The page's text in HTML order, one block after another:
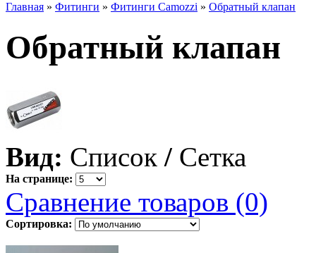
Главная » Фитинги » Фитинги Camozzi » Обратный клапан
Обратный клапан
Вид: Список / Сетка
На странице:
Сравнение товаров (0)
Сортировка: